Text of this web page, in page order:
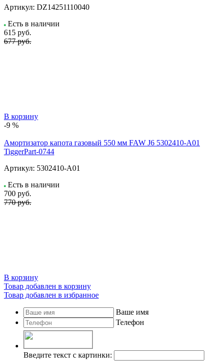
Артикул: DZ14251110040
Есть в наличии
615 руб.
677 руб.
В корзину
-9 %
Амортизатор капота газовый 550 мм FAW J6 5302410-A01
TiggerPart-0744
Артикул: 5302410-A01
Есть в наличии
700 руб.
770 руб.
В корзину
Товар добавлен в корзину
Товар добавлен в избранное
Ваше имя
Телефон
Введите текст с картинки: